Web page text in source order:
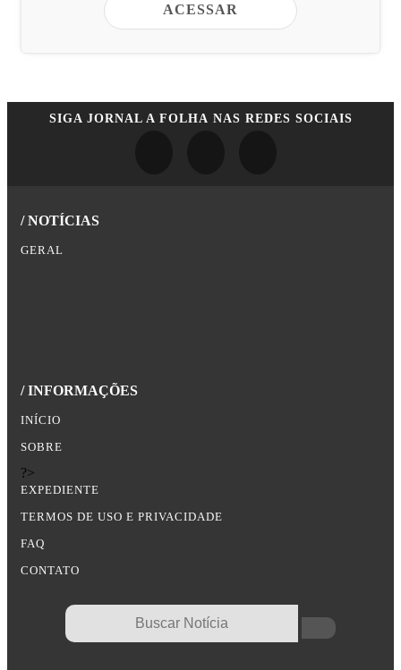
ACESSAR
SIGA JORNAL A FOLHA NAS REDES SOCIAIS
/ NOTÍCIAS
GERAL
/ INFORMAÇÕES
INÍCIO
SOBRE
?>
EXPEDIENTE
TERMOS DE USO E PRIVACIDADE
FAQ
CONTATO